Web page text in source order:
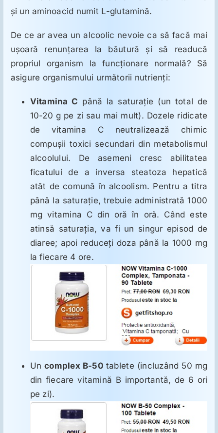
şi un aminoacid numit L-glutamină.
De ce ar avea un alcoolic nevoie ca să facă mai
uşoară renunţarea la băutură şi să readucă
propriul organism la funcţionare normală? Să
asigure organismului următorii nutrienţi:
Vitamina C până la saturaţie (un total de
10-20 g pe zi sau mai mult). Dozele ridicate
de vitamina C neutralizează chimic
compuşii toxici secundari din metabolismul
alcoolului. De asemeni cresc abilitatea
ficatului de a inversa steatoza hepatică
atât de comună în alcoolism. Pentru a titra
până la saturaţie, trebuie administrată 1000
mg vitamina C din oră în oră. Când este
atinsă saturaţia, va fi un singur episod de
diaree; apoi reduceţi doza până la 1000 mg
la fiecare 4 ore.
Uncomplex B-50tablete (incluzând 50 mg
din fiecare vitamină B importantă, de 6 ori
pe zi).